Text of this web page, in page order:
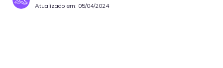
Atualizado em: 05/04/2024